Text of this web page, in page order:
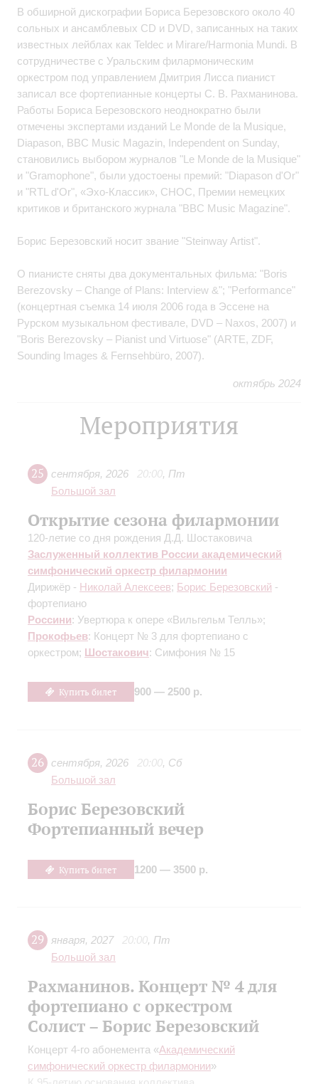
В обширной дискографии Бориса Березовского около 40
сольных и ансамблевых CD и DVD, записанных на таких
известных лейблах как Teldec и Mirare/Harmonia Mundi. В
сотрудничестве с Уральским филармоническим
оркестром под управлением Дмитрия Лисса пианист
записал все фортепианные концерты С. В. Рахманинова.
Работы Бориса Березовского неоднократно были
отмечены экспертами изданий Le Monde de la Musique,
Diapason, BBC Music Magazin, Independent on Sunday,
становились выбором журналов "Le Monde de la Musique"
и "Gramophone", были удостоены премий: "Diapason d'Or"
и "RTL d'Or", «Эхо-Классик», CHOC, Премии немецких
критиков и британского журнала "BBC Music Magazine".
Борис Березовский носит звание "Steinway Artist".
О пианисте сняты два документальных фильма: "Boris
Berezovsky – Change of Plans: Interview &"; "Performance"
(концертная съемка 14 июля 2006 года в Эссене на
Рурском музыкальном фестивале, DVD – Naxos, 2007) и
"Boris Berezovsky – Pianist und Virtuose" (ARTE, ZDF,
Sounding Images & Fernsehbüro, 2007).
октябрь 2024
Мероприятия
25 сентября, 2026 20:00, Пт
Большой зал
Открытие сезона филармонии
120-летие со дня рождения Д.Д. Шостаковича
Заслуженный коллектив России академический
симфонический оркестр филармонии
Дирижёр - Николай Алексеев; Борис Березовский -
фортепиано
Россини: Увертюра к опере «Вильгельм Телль»;
Прокофьев: Концерт № 3 для фортепиано с
оркестром; Шостакович: Симфония № 15
Купить билет 900 — 2500 р.
26 сентября, 2026 20:00, Сб
Большой зал
Борис Березовский
Фортепианный вечер
Купить билет 1200 — 3500 р.
29 января, 2027 20:00, Пт
Большой зал
Рахманинов. Концерт № 4 для
фортепиано с оркестром
Солист – Борис Березовский
Концерт 4-го абонемента «Академический
симфонический оркестр филармонии»